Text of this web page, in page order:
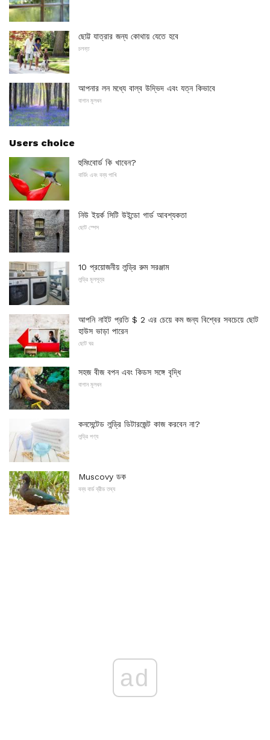
ছোট্ট যাত্রার জন্য কোথায় যেতে হবে
চলন্ত
আপনার লন মধ্যে বাল্ব উদ্ভিদ এবং যত্ন কিভাবে
বাগান মূলধন
Users choice
হুমিংবোর্ড কি খাবেন?
বার্ডিং এবং বন্য পাখি
নিউ ইয়র্ক সিটি উইন্ডো গার্ড আবশ্যকতা
ছোট স্পেস
10 প্রয়োজনীয় লন্ড্রি রুম সরঞ্জাম
লন্ড্রি মূলসূত্র
আপনি নাইট প্রতি $ 2 এর চেয়ে কম জন্য বিশ্বের সবচেয়ে ছোট
হাউস ভাড়া পারেন
ছোট ঘর
সহজ বীজ বপন এবং কিডস সঙ্গে বৃদ্ধি
বাগান মূলধন
কনসেন্টেড লন্ড্রি ডিটারজেন্ট কাজ করবেন না?
লন্ড্রি পণ্য
Muscovy ডক
বন্য বার্ড ব্রীড তথ্য
ad